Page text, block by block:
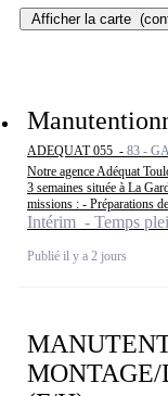
Afficher la carte
ADEQUAT 055 - 83 -
Notre agence Adéquat
3 semaines située à La
missions : - Préparations
Intérim - Temps
Publié il y a 2 jours